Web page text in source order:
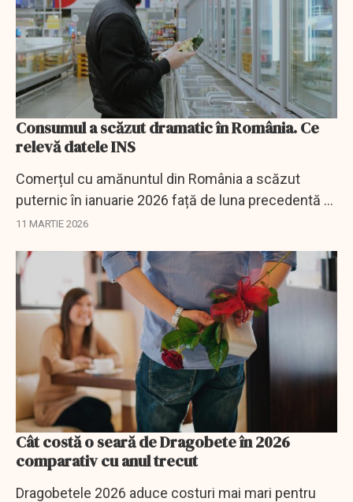
Consumul a scăzut dramatic în România. Ce
relevă datele INS
Comerțul cu amănuntul din România a scăzut
puternic în ianuarie 2026 față de luna precedentă și
a înregistrat o contracție și în raport cu ianuarie
11 MARTIE 2026
Cât costă o seară de Dragobete în 2026
comparativ cu anul trecut
Dragobetele 2026 aduce costuri mai mari pentru